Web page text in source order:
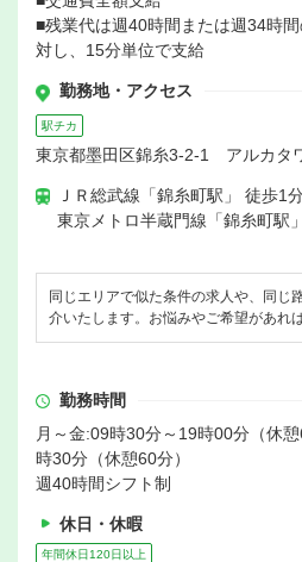
■残業代は週40時間または週34時
対し、15分単位で支給
勤務地・アクセス
駅チカ
東京都墨田区錦糸3-2-1 アルカタ
ＪＲ総武線「錦糸町駅」 徒歩1
東京メトロ半蔵門線「錦糸町駅
同じエリアで似た条件の求人や、同じ
介いたします。お悩みやご希望があれ
勤務時間
月～金:09時30分～19時00分（休
時30分（休憩60分）
週40時間シフト制
休日・休暇
年間休日120日以上